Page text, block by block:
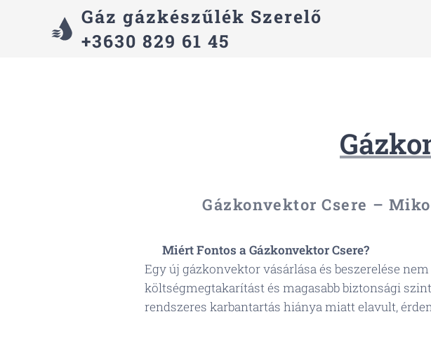
Gáz gázkészűlék Szerelő
+3630 829 61 45
Gázkonvektor Csere –
Miért Fontos a Gázkonvektor Csere?
Egy új gázkonvektor vásárlása és beszerelése
költségmegtakarítást és magasabb biztonsági
rendszeres karbantartás hiánya miatt elavult,